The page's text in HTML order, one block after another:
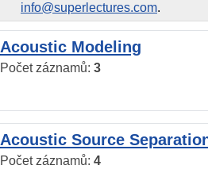
info@superlectures.com.
Acoustic Modeling
Počet záznamů: 3
Acoustic Source
Počet záznamů: 4